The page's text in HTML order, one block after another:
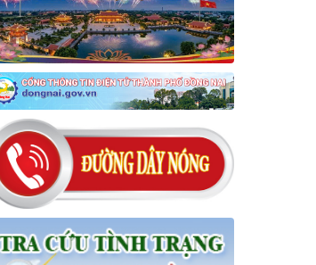
xã Hưng Thịnh năm 2026
Thời gian đăng: 31/07/2026
lượt xem: 24 | lượt tải:15
01/2026/NQ-HĐND
Nghị quyết Ban hành Quy chế làm
việc của Hội đồng nhân dân, Thường
trực Hội đồng nhân dân, các Ban của
Hội đồng nhân dân, Tổ đại biểu Hội
đồng nhân dân và đại biểu Hội đồng
nhân dân xã Hưng Thịnh khóa VII,
nhiệm kỳ 2026-2031
Thời gian đăng: 09/06/2026
lượt xem: 74 | lượt tải:37